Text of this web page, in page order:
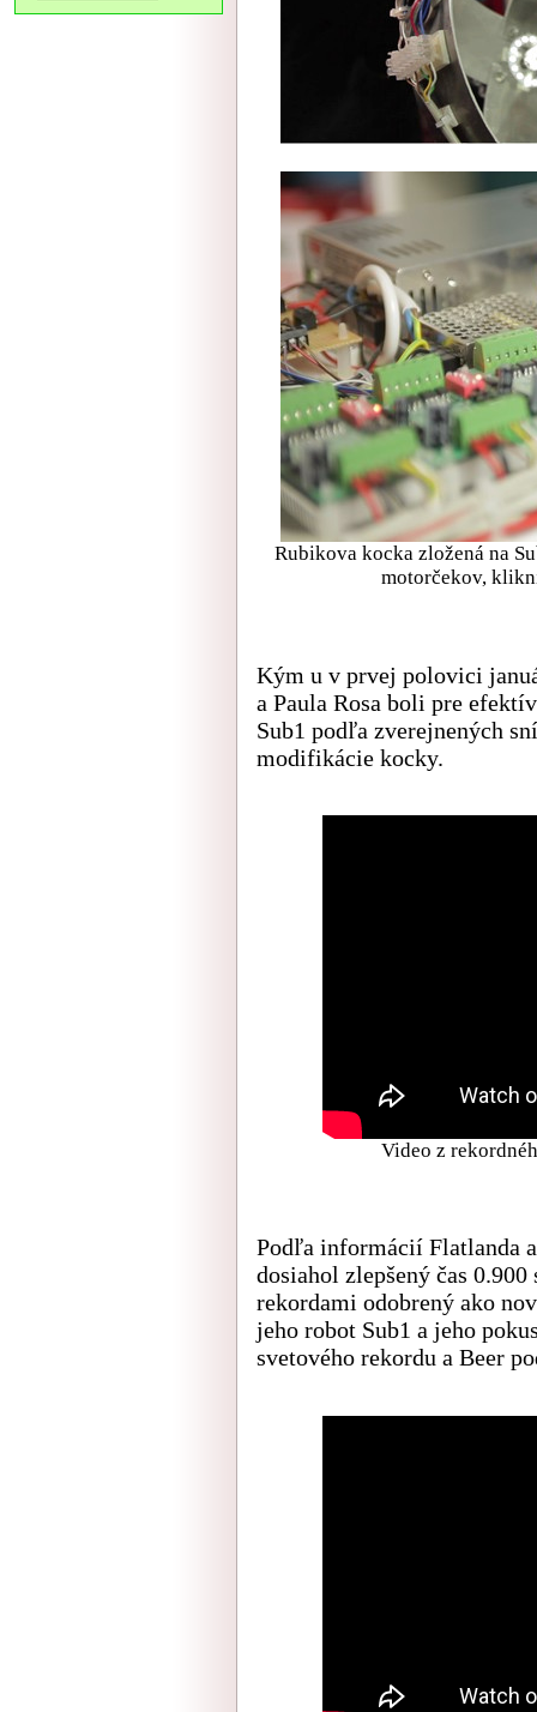
Rubikova kocka zložená na
motorčekov,
Kým u v prvej polovici
a Paula Rosa boli pre
Sub1 podľa zverejnených
modifikácie kocky.
Video z
Podľa informácií Flatlanda
dosiahol zlepšený čas
rekordami odobrený ako
jeho robot Sub1 a jeho
svetového rekordu a Beer